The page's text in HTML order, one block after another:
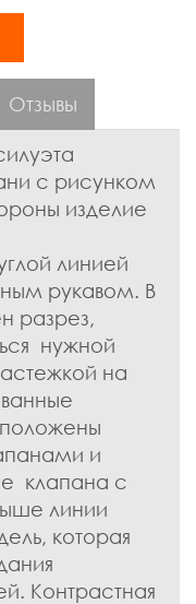
Отзывы
с рисунком
изделие
линией
рукавом. В
разрез,
нужной
на
и
клапана с
линии
которая
Контрастная